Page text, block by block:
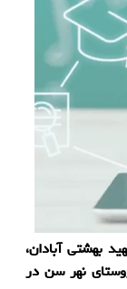
بهشتی آبادان،
نهر سن در